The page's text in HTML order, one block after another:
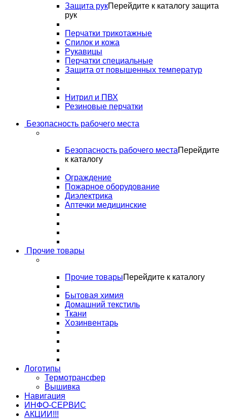
Защита рукПерейдите к каталогу защита
рук
Перчатки трикотажные
Спилок и кожа
Рукавицы
Перчатки специальные
Защита от повышенных температур
Нитрил и ПВХ
Резиновые перчатки
Безопасность рабочего места
Безопасность рабочего местаПерейдите
к каталогу
Ограждение
Пожарное оборудование
Диэлектрика
Аптечки медицинские
Прочие товары
Прочие товарыПерейдите к каталогу
Бытовая химия
Домашний текстиль
Ткани
Хозинвентарь
Логотипы
Термотрансфер
Вышивка
Навигация
ИНФО-СЕРВИС
АКЦИИ!!!